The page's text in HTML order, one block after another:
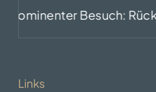
Besuch:
Links